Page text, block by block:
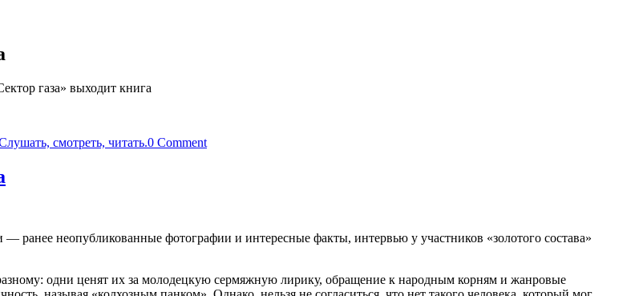
газа» выходит книга
смотреть, читать.0 Comment
неопубликованные фотографии и интересные факты, интервью у участников «золотого состава»
одни ценят их за молодецкую сермяжную лирику, обращение к народным корням и жанровые